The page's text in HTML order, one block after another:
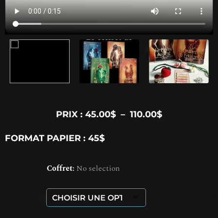
PRIX : 45.00$ – 110.00$
FORMAT PAPIER : 45$
Coffret: No selection